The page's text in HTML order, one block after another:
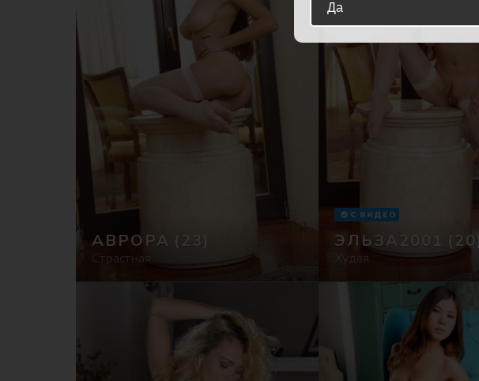
АВРОРА (23)
Страстная
ЭЛЬЗА2001 (20)
Худая
С ВИДЕО
Да